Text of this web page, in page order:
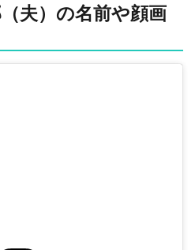
夫）の名前や顔画